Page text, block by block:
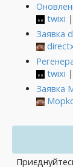
twixi
Заявка
twixi
Заявка